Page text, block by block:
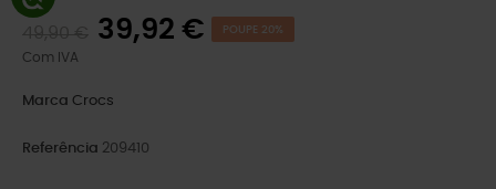
39,92 € POUPE 20%
Com IVA
Marca Crocs
Referência 209410